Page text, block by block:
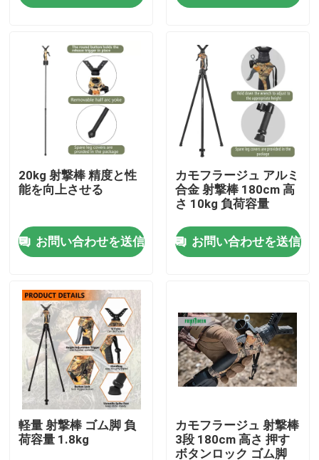
ホーム
VRショー
企業情報
品質管理
お問い合わせ
見積依頼
20kg 射撃棒 精度と性
能を向上させる
お問い合わせを送信
カモフラージュ アルミ
合金 射撃棒 180cm 高
さ 10kg 負荷容量
お問い合わせを送信
軽量 射撃棒 ゴム脚 負
荷容量 1.8kg
カモフラージュ 射撃棒
3段 180cm 高さ 押す
ボタンロック ゴム脚